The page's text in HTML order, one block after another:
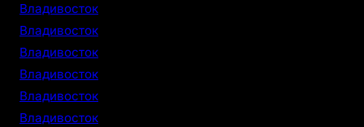
Владивосток
Владивосток
Владивосток
Владивосток
Владивосток
Владивосток